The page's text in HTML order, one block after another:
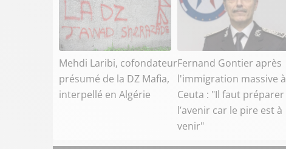
Mehdi Laribi, cofondateur
présumé de la DZ Mafia,
interpellé en Algérie
Fernand Gontier après
l'immigration massive à
Ceuta : "Il faut préparer
l’avenir car le pire est à
venir"